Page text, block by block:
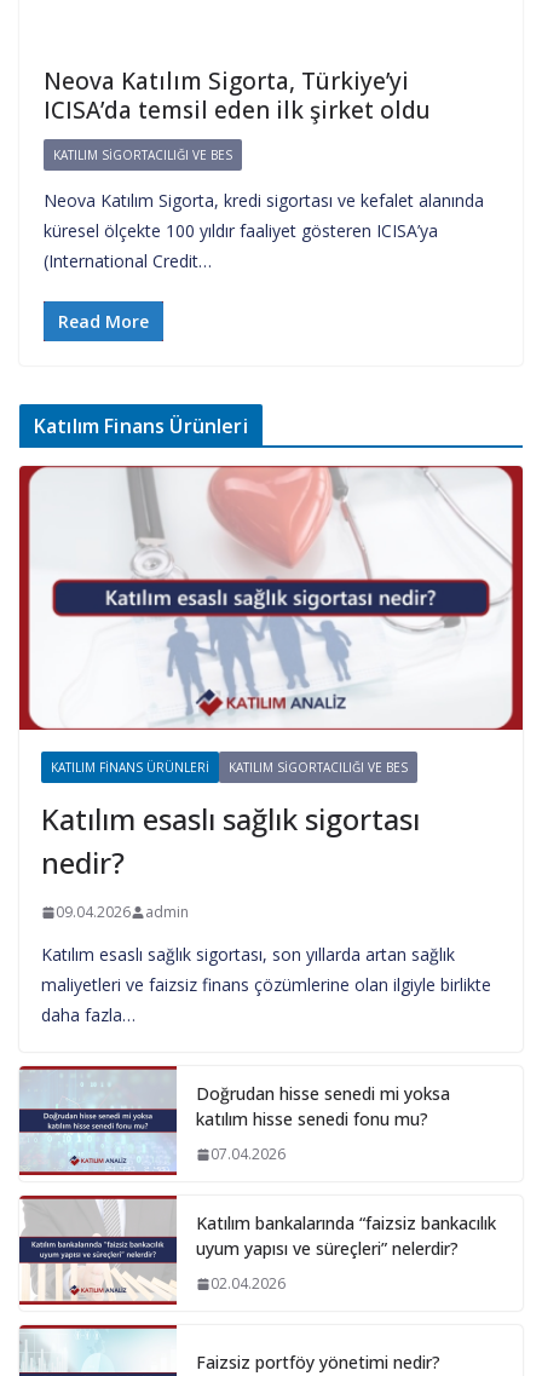
Neova Katılım Sigorta, Türkiye’yi
ICISA’da temsil eden ilk şirket oldu
KATILIM SIGORTACILIĞI VE BES
Neova Katılım Sigorta, kredi sigortası ve kefalet alanında
küresel ölçekte 100 yıldır faaliyet gösteren ICISA’ya
(International Credit…
Read More
Katılım Finans Ürünleri
KATILIM FINANS ÜRÜNLERI KATILIM SIGORTACILIĞI VE BES
Katılım esaslı sağlık sigortası
nedir?
09.04.2026 admin
Katılım esaslı sağlık sigortası, son yıllarda artan sağlık
maliyetleri ve faizsiz finans çözümlerine olan ilgiyle birlikte
daha fazla…
Doğrudan hisse senedi mi yoksa
katılım hisse senedi fonu mu?
07.04.2026
Katılım bankalarında “faizsiz bankacılık
uyum yapısı ve süreçleri” nelerdir?
02.04.2026
Faizsiz portföy yönetimi nedir?